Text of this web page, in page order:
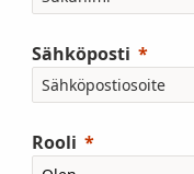
Sähköposti
Rooli